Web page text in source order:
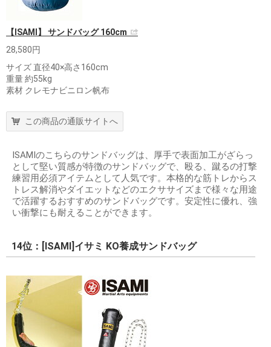
【ISAMI】 サンドバッグ 160cm
28,580円
サイズ 直径40×高さ160cm
重量 約55kg
素材 クレモナビニロン帆布
この商品の通販サイトへ
ISAMIのこちらのサンドバッグは、厚手で表面加工がざらっ
として堅い質感が特徴のサンドバッグで、殴る、蹴るの打撃
練習用必須アイテムとして人気です。本格的な筋トレからス
トレス解消やダイエットなどのエクササイズまで様々な用途
で活躍するおすすめのサンドバッグです。安定性に優れ、強
い衝撃にも耐えることができます。
14位：[ISAMI]イサミ KO養成サンドバッグ